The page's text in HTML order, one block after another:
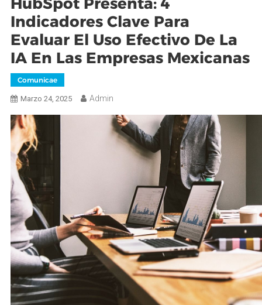
Indicadores Clave Para
Evaluar El Uso Efectivo De La
IA En Las Empresas Mexicanas
Comunicae
Marzo 24, 2025 Admin